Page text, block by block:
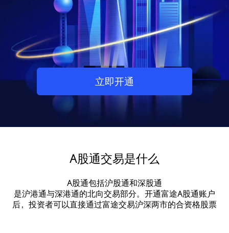
立即开通
A股通交易是什么
A股通包括沪股通和深股通
是沪港通与深港通的北向交易部分。 开通富途A股通账户
后，投资者可以直接通过富途交易沪深两市的合资格股票